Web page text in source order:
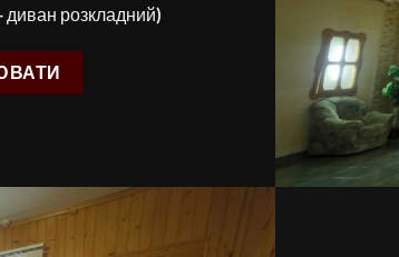
розкладний)